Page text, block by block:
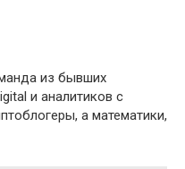
из бывших
и аналитиков с
а математики,